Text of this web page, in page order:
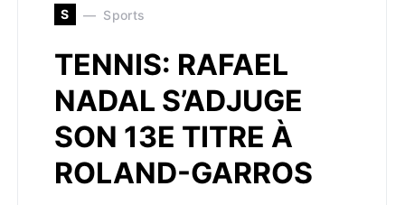
S Sports
TENNIS: RAFAEL
NADAL S’ADJUGE
SON 13E TITRE À
ROLAND-GARROS